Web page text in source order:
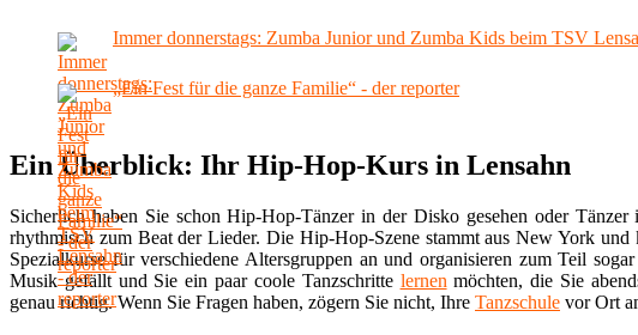
Immer donnerstags: Zumba Junior und Zumba Kids beim TSV
„Ein Fest für die ganze Familie“ - der reporter
Ein Überblick: Ihr Hip-Hop-Kurs in Lensahn
Sicherlich haben Sie schon Hip-Hop-Tänzer in der Disko gesehen oder
rhythmisch zum Beat der Lieder. Die Hip-Hop-Szene stammt aus New York
Spezialkurse für verschiedene Altersgruppen an und organisieren zum Teil
Musik gefällt und Sie ein paar coole Tanzschritte lernen möchten, die Sie
genau richtig. Wenn Sie Fragen haben, zögern Sie nicht, Ihre Tanzschule vor Ort